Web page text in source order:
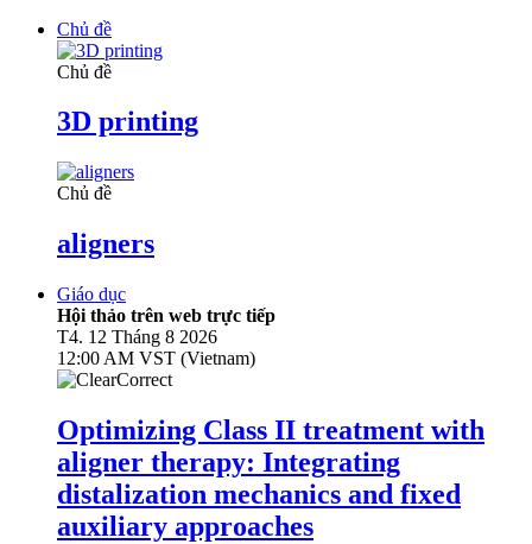
Chủ đề
Chủ đề
3D printing
Chủ đề
aligners
Giáo dục
Hội thảo trên web trực tiếp
T4. 12 Tháng 8 2026
12:00 AM VST (Vietnam)
Optimizing Class II treatment with
aligner therapy: Integrating
distalization mechanics and fixed
auxiliary approaches